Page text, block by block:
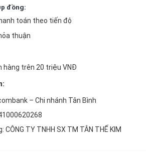
đồng:
toán theo tiến độ
thuận
hàng trên 20 triệu VNĐ
– Chi nhánh Tân Bình
TY TNHH SX TM TÂN THẾ KIM